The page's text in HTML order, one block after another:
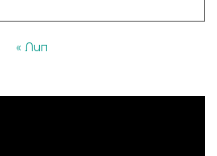
« Лип